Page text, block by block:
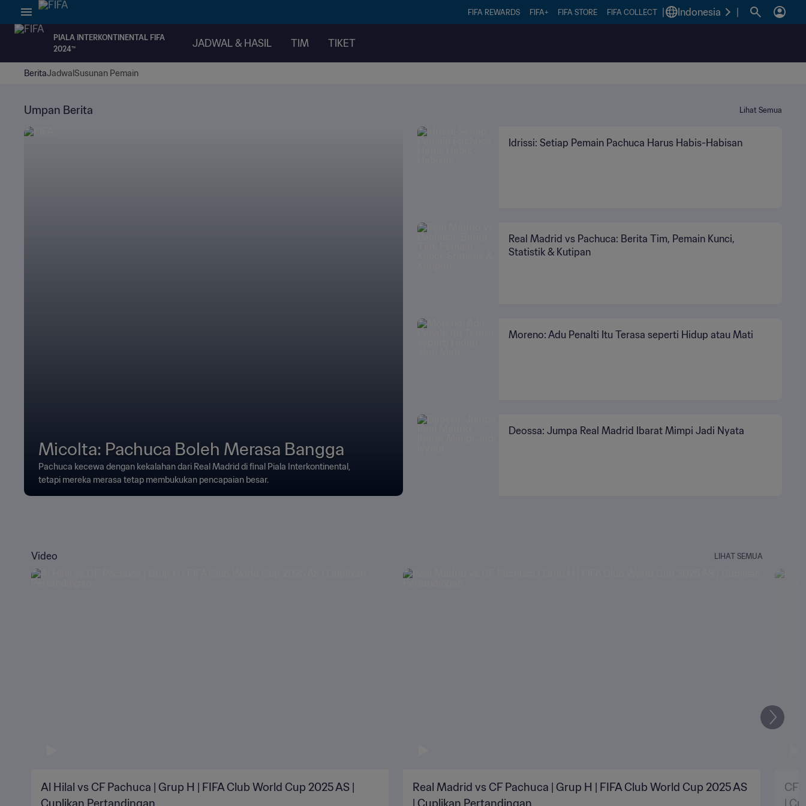
FIFA REWARDS FIFA+ FIFA STORE FIFA COLLECT Indonesia
PIALA INTERKONTINENTAL FIFA
2024™
JADWAL & HASIL TIM TIKET
BeritaJadwalSusunan Pemain
Umpan Berita Lihat Semua
Micolta: Pachuca Boleh Merasa Bangga
Pachuca kecewa dengan kekalahan dari Real Madrid di final Piala Interkontinental,
tetapi mereka merasa tetap membukukan pencapaian besar.
Idrissi: Setiap Pemain Pachuca Harus Habis-Habisan
Real Madrid vs Pachuca: Berita Tim, Pemain Kunci,
Statistik & Kutipan
Moreno: Adu Penalti Itu Terasa seperti Hidup atau Mati
Deossa: Jumpa Real Madrid Ibarat Mimpi Jadi Nyata
Video LIHAT SEMUA
Al Hilal vs CF Pachuca | Grup H | FIFA Club World Cup 2025 AS |
Real Madrid vs CF Pachuca | Grup H | FIFA Club World Cup 2025 AS
CF